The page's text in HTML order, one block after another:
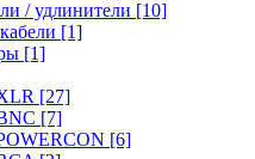
/ удлинители [10]
[1]
[1]
[27]
[7]
[6]